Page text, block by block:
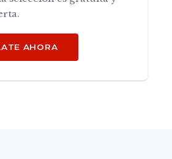
AHORA